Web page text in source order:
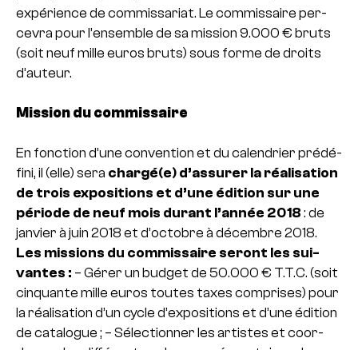
expé­rience de com­mis­sa­riat. Le com­mis­saire per­
ce­vra pour l’ensem­ble de sa mis­sion 9.000 € bruts
(soit neuf mille euros bruts) sous forme de droits
d’auteur.
Mission du commissaire
En fonc­tion d’une conven­tion et du calen­drier pré­dé­
fini, il (elle) sera chargé(e) d’assu­rer la réa­li­sa­tion
de trois expo­si­tions et d’une édition sur une
période de neuf mois durant l’année 2018 : de
jan­vier à juin 2018 et d’octo­bre à décem­bre 2018.
Les mis­sions du com­mis­saire seront les sui­
van­tes : – Gérer un budget de 50.000 € T.T.C. (soit
cin­quante mille euros toutes taxes com­pri­ses) pour
la réa­li­sa­tion d’un cycle d’expo­si­tions et d’une édition
de cata­lo­gue ; – Sélectionner les artis­tes et coor­